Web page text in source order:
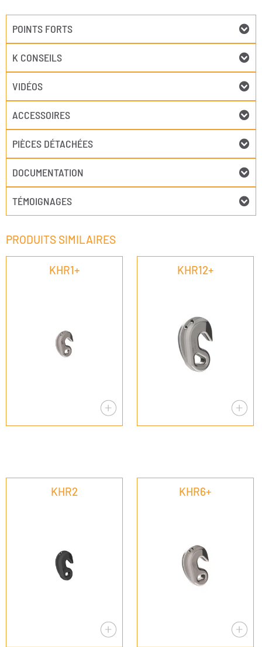
POINTS FORTS
K CONSEILS
VIDÉOS
ACCESSOIRES
PIÈCES DÉTACHÉES
DOCUMENTATION
TÉMOIGNAGES
PRODUITS SIMILAIRES
KHR1+ KHR12+
KHR2 KHR6+